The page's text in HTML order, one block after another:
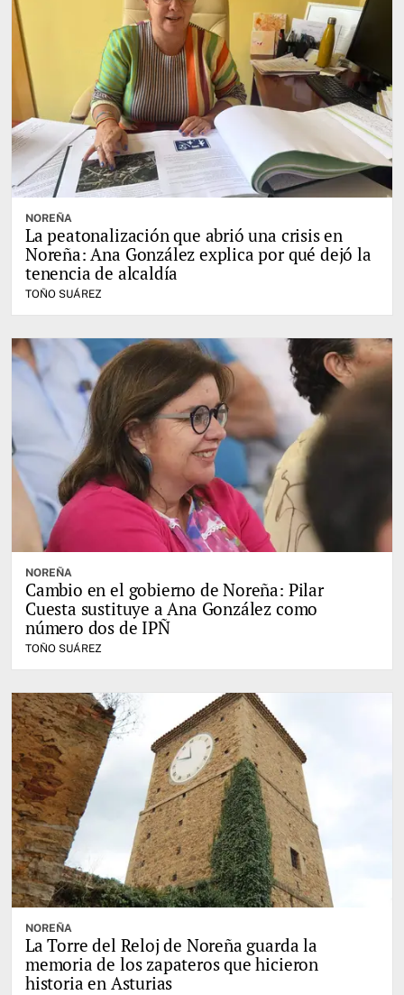
NOREÑA
La peatonalización que abrió una crisis en
Noreña: Ana González explica por qué dejó la
tenencia de alcaldía
TOÑO SUÁREZ
NOREÑA
Cambio en el gobierno de Noreña: Pilar
Cuesta sustituye a Ana González como
número dos de IPÑ
TOÑO SUÁREZ
NOREÑA
La Torre del Reloj de Noreña guarda la
memoria de los zapateros que hicieron
historia en Asturias